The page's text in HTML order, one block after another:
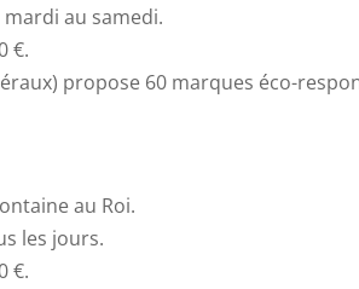
mardi au samedi.
€.
propose 60 marques éco-
au Roi.
les jours.
€.